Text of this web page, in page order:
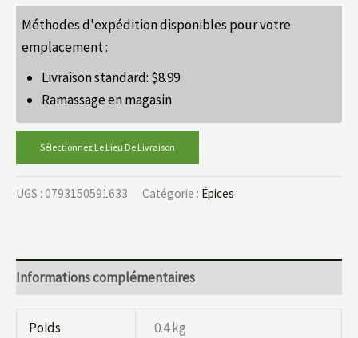
Méthodes d'expédition disponibles pour votre
emplacement :
Livraison standard: $8.99
Ramassage en magasin
Sélectionnez Le Lieu De Livraison
UGS : 0793150591633 Catégorie : Épices
Informations complémentaires
Poids 0.4 kg